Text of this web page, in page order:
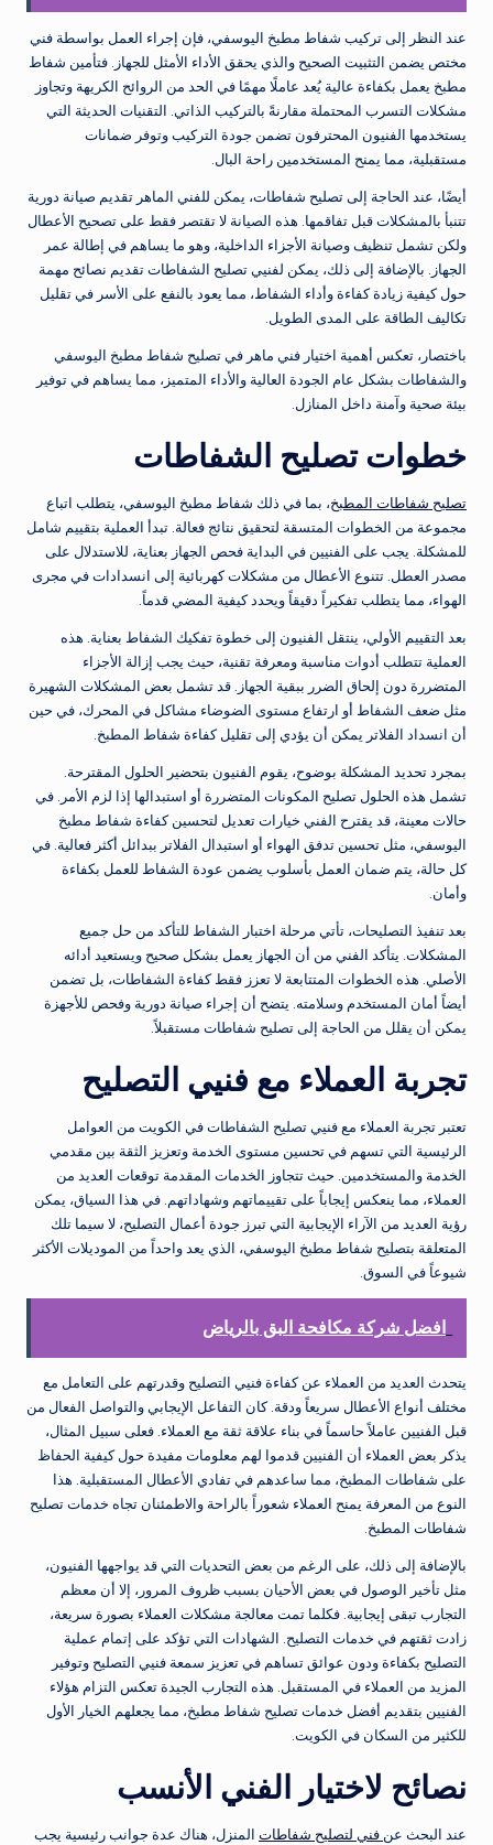
عند النظر إلى تركيب شفاط مطبخ اليوسفي، فإن إجراء العمل بواسطة فني
مختص يضمن التثبيت الصحيح والذي يحقق الأداء الأمثل للجهاز. فتأمين شفاط
مطبخ يعمل بكفاءة عالية يُعد عاملًا مهمًا في الحد من الروائح الكريهة وتجاوز
مشكلات التسرب المحتملة مقارنةً بالتركيب الذاتي. التقنيات الحديثة التي
يستخدمها الفنيون المحترفون تضمن جودة التركيب وتوفر ضمانات
مستقبلية، مما يمنح المستخدمين راحة البال.
أيضًا، عند الحاجة إلى تصليح شفاطات، يمكن للفني الماهر تقديم صيانة دورية
تتنبأ بالمشكلات قبل تفاقمها. هذه الصيانة لا تقتصر فقط على تصحيح الأعطال
ولكن تشمل تنظيف وصيانة الأجزاء الداخلية، وهو ما يساهم في إطالة عمر
الجهاز. بالإضافة إلى ذلك، يمكن لفنيي تصليح الشفاطات تقديم نصائح مهمة
حول كيفية زيادة كفاءة وأداء الشفاط، مما يعود بالنفع على الأسر في تقليل
تكاليف الطاقة على المدى الطويل.
باختصار، تعكس أهمية اختيار فني ماهر في تصليح شفاط مطبخ اليوسفي
والشفاطات بشكل عام الجودة العالية والأداء المتميز، مما يساهم في توفير
بيئة صحية وآمنة داخل المنازل.
خطوات تصليح الشفاطات
تصليح شفاطات المطبخ، بما في ذلك شفاط مطبخ اليوسفي، يتطلب اتباع
مجموعة من الخطوات المتسقة لتحقيق نتائج فعالة. تبدأ العملية بتقييم شامل
للمشكلة. يجب على الفنيين في البداية فحص الجهاز بعناية، للاستدلال على
مصدر العطل. تتنوع الأعطال من مشكلات كهربائية إلى انسدادات في مجرى
الهواء، مما يتطلب تفكيراً دقيقاً ويحدد كيفية المضي قدماً.
بعد التقييم الأولي، ينتقل الفنيون إلى خطوة تفكيك الشفاط بعناية. هذه
العملية تتطلب أدوات مناسبة ومعرفة تقنية، حيث يجب إزالة الأجزاء
المتضررة دون إلحاق الضرر ببقية الجهاز. قد تشمل بعض المشكلات الشهيرة
مثل ضعف الشفاط أو ارتفاع مستوى الضوضاء مشاكل في المحرك، في حين
أن انسداد الفلاتر يمكن أن يؤدي إلى تقليل كفاءة شفاط المطبخ.
بمجرد تحديد المشكلة بوضوح، يقوم الفنيون بتحضير الحلول المقترحة.
تشمل هذه الحلول تصليح المكونات المتضررة أو استبدالها إذا لزم الأمر. في
حالات معينة، قد يقترح الفني خيارات تعديل لتحسين كفاءة شفاط مطبخ
اليوسفي، مثل تحسين تدفق الهواء أو استبدال الفلاتر ببدائل أكثر فعالية. في
كل حالة، يتم ضمان العمل بأسلوب يضمن عودة الشفاط للعمل بكفاءة
وأمان.
بعد تنفيذ التصليحات، تأتي مرحلة اختبار الشفاط للتأكد من حل جميع
المشكلات. يتأكد الفني من أن الجهاز يعمل بشكل صحيح ويستعيد أدائه
الأصلي. هذه الخطوات المتتابعة لا تعزز فقط كفاءة الشفاطات، بل تضمن
أيضاً أمان المستخدم وسلامته. يتضح أن إجراء صيانة دورية وفحص للأجهزة
يمكن أن يقلل من الحاجة إلى تصليح شفاطات مستقبلاً.
تجربة العملاء مع فنيي التصليح
تعتبر تجربة العملاء مع فنيي تصليح الشفاطات في الكويت من العوامل
الرئيسية التي تسهم في تحسين مستوى الخدمة وتعزيز الثقة بين مقدمي
الخدمة والمستخدمين. حيث تتجاوز الخدمات المقدمة توقعات العديد من
العملاء، مما ينعكس إيجاباً على تقييماتهم وشهاداتهم. في هذا السياق، يمكن
رؤية العديد من الآراء الإيجابية التي تبرز جودة أعمال التصليح، لا سيما تلك
المتعلقة بتصليح شفاط مطبخ اليوسفي، الذي يعد واحداً من الموديلات الأكثر
شيوعاً في السوق.
افضل شركة مكافحة البق بالرياض
يتحدث العديد من العملاء عن كفاءة فنيي التصليح وقدرتهم على التعامل مع
مختلف أنواع الأعطال سريعاً ودقة. كان التفاعل الإيجابي والتواصل الفعال من
قبل الفنيين عاملاً حاسماً في بناء علاقة ثقة مع العملاء. فعلى سبيل المثال،
يذكر بعض العملاء أن الفنيين قدموا لهم معلومات مفيدة حول كيفية الحفاظ
على شفاطات المطبخ، مما ساعدهم في تفادي الأعطال المستقبلية. هذا
النوع من المعرفة يمنح العملاء شعوراً بالراحة والاطمئنان تجاه خدمات تصليح
شفاطات المطبخ.
بالإضافة إلى ذلك، على الرغم من بعض التحديات التي قد يواجهها الفنيون،
مثل تأخير الوصول في بعض الأحيان بسبب ظروف المرور، إلا أن معظم
التجارب تبقى إيجابية. فكلما تمت معالجة مشكلات العملاء بصورة سريعة،
زادت ثقتهم في خدمات التصليح. الشهادات التي تؤكد على إتمام عملية
التصليح بكفاءة ودون عوائق تساهم في تعزيز سمعة فنيي التصليح وتوفير
المزيد من العملاء في المستقبل. هذه التجارب الجيدة تعكس التزام هؤلاء
الفنيين بتقديم أفضل خدمات تصليح شفاط مطبخ، مما يجعلهم الخيار الأول
للكثير من السكان في الكويت.
نصائح لاختيار الفني الأنسب
عند البحث عن فني لتصليح شفاطات المنزل، هناك عدة جوانب رئيسية يجب